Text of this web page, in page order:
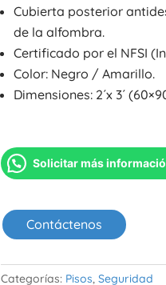
Cubierta posterior
de la alfombra.
Certificado por el NFSI
Color: Negro / Amarillo.
Dimensiones: 2´x 3´
Solicitar más
Contáctenos
Categorías: Pisos, Seguridad